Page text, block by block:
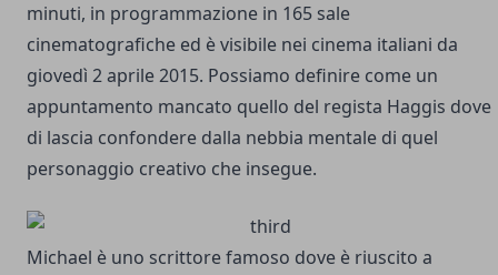
minuti, in programmazione in 165 sale
cinematografiche ed è visibile nei cinema italiani da
giovedì 2 aprile 2015. Possiamo definire come un
appuntamento mancato quello del regista Haggis dove
di lascia confondere dalla nebbia mentale di quel
personaggio creativo che insegue.
Michael è uno scrittore famoso dove è riuscito a